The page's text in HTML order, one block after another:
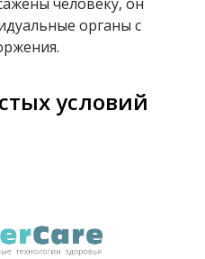
органы с
условий